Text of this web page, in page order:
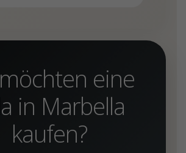
eine
in Marbella
kaufen?